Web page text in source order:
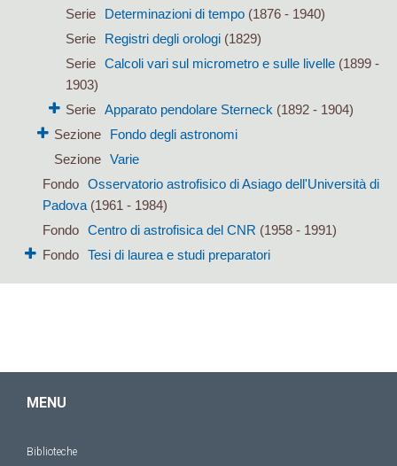
Serie
Determinazioni di tempo (1876 - 1940)
Serie
Registri degli orologi (1829)
Serie
Calcoli vari sul micrometro e sulle livelle (1899 -
1903)
Serie
Apparato pendolare Sterneck (1892 - 1904)
Sezione
Fondo degli astronomi
Sezione Varie
Fondo
Osservatorio astrofisico di Asiago dell'Università di
Padova(1961 - 1984)
Fondo
Centro di astrofisica del CNR (1958 - 1991)
Fondo
Tesi di laurea e studi preparatori
MENU
Biblioteche